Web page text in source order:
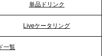
タリングのセカンド
神奈川エリアのサー
い「場づくり」をサ
単品ドリンク
Liveケータリング
一覧